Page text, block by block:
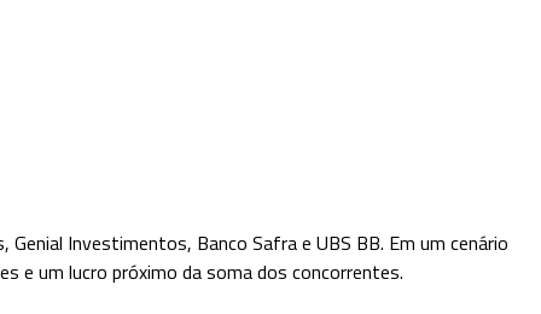
Investimentos, Banco Safra e UBS BB. Em um cenário
e um lucro próximo da soma dos concorrentes.